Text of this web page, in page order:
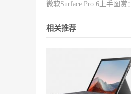
微软Surface Pro 6上手图
相关推荐